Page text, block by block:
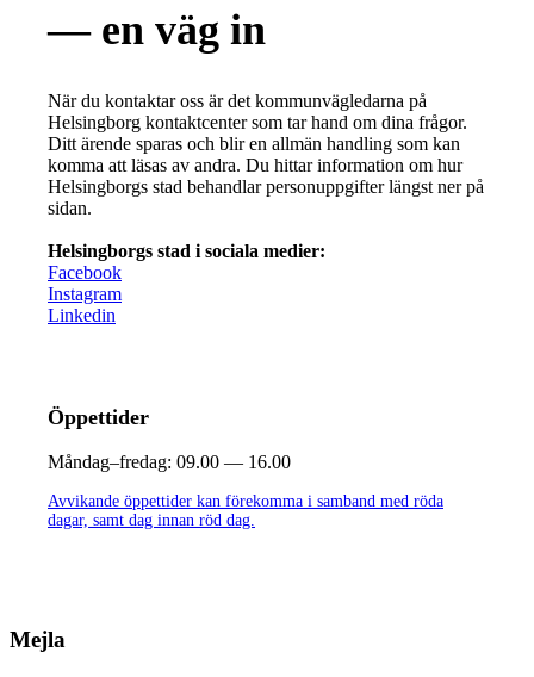
— en väg in
När du kontaktar oss är det kommunvägledarna på
Helsingborg kontaktcenter som tar hand om dina frågor.
Ditt ärende sparas och blir en allmän handling som kan
komma att läsas av andra. Du hittar information om hur
Helsingborgs stad behandlar personuppgifter längst ner på
sidan.
Helsingborgs stad i sociala medier:
Facebook
Instagram
Linkedin
Öppettider
Måndag–fredag: 09.00 — 16.00
Avvikande öppettider kan förekomma i samband med röda
dagar, samt dag innan röd dag.
Mejla